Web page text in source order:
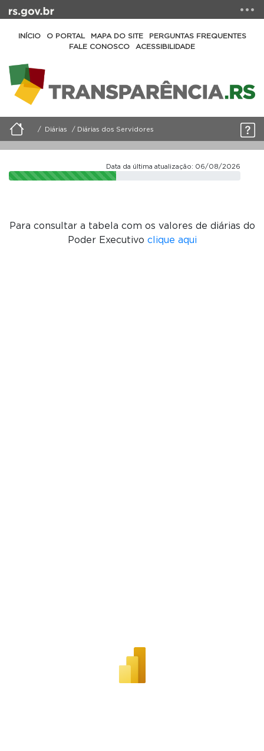
INÍCIO O PORTAL MAPA DO SITE
PERGUNTAS FREQUENTES
FALE CONOSCO
ACESSIBILIDADE
Diárias Diárias dos Servidores
Data da última atualização: 06/08/2026
Para consultar a tabela com os valores de diárias do
Poder Executivo clique aqui